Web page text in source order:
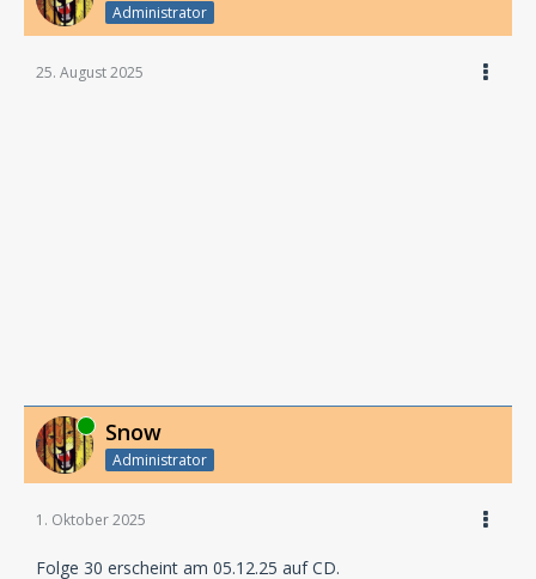
Administrator
25. August 2025
Online Snow
Administrator
1. Oktober 2025
Folge 30 erscheint am 05.12.25 auf CD.